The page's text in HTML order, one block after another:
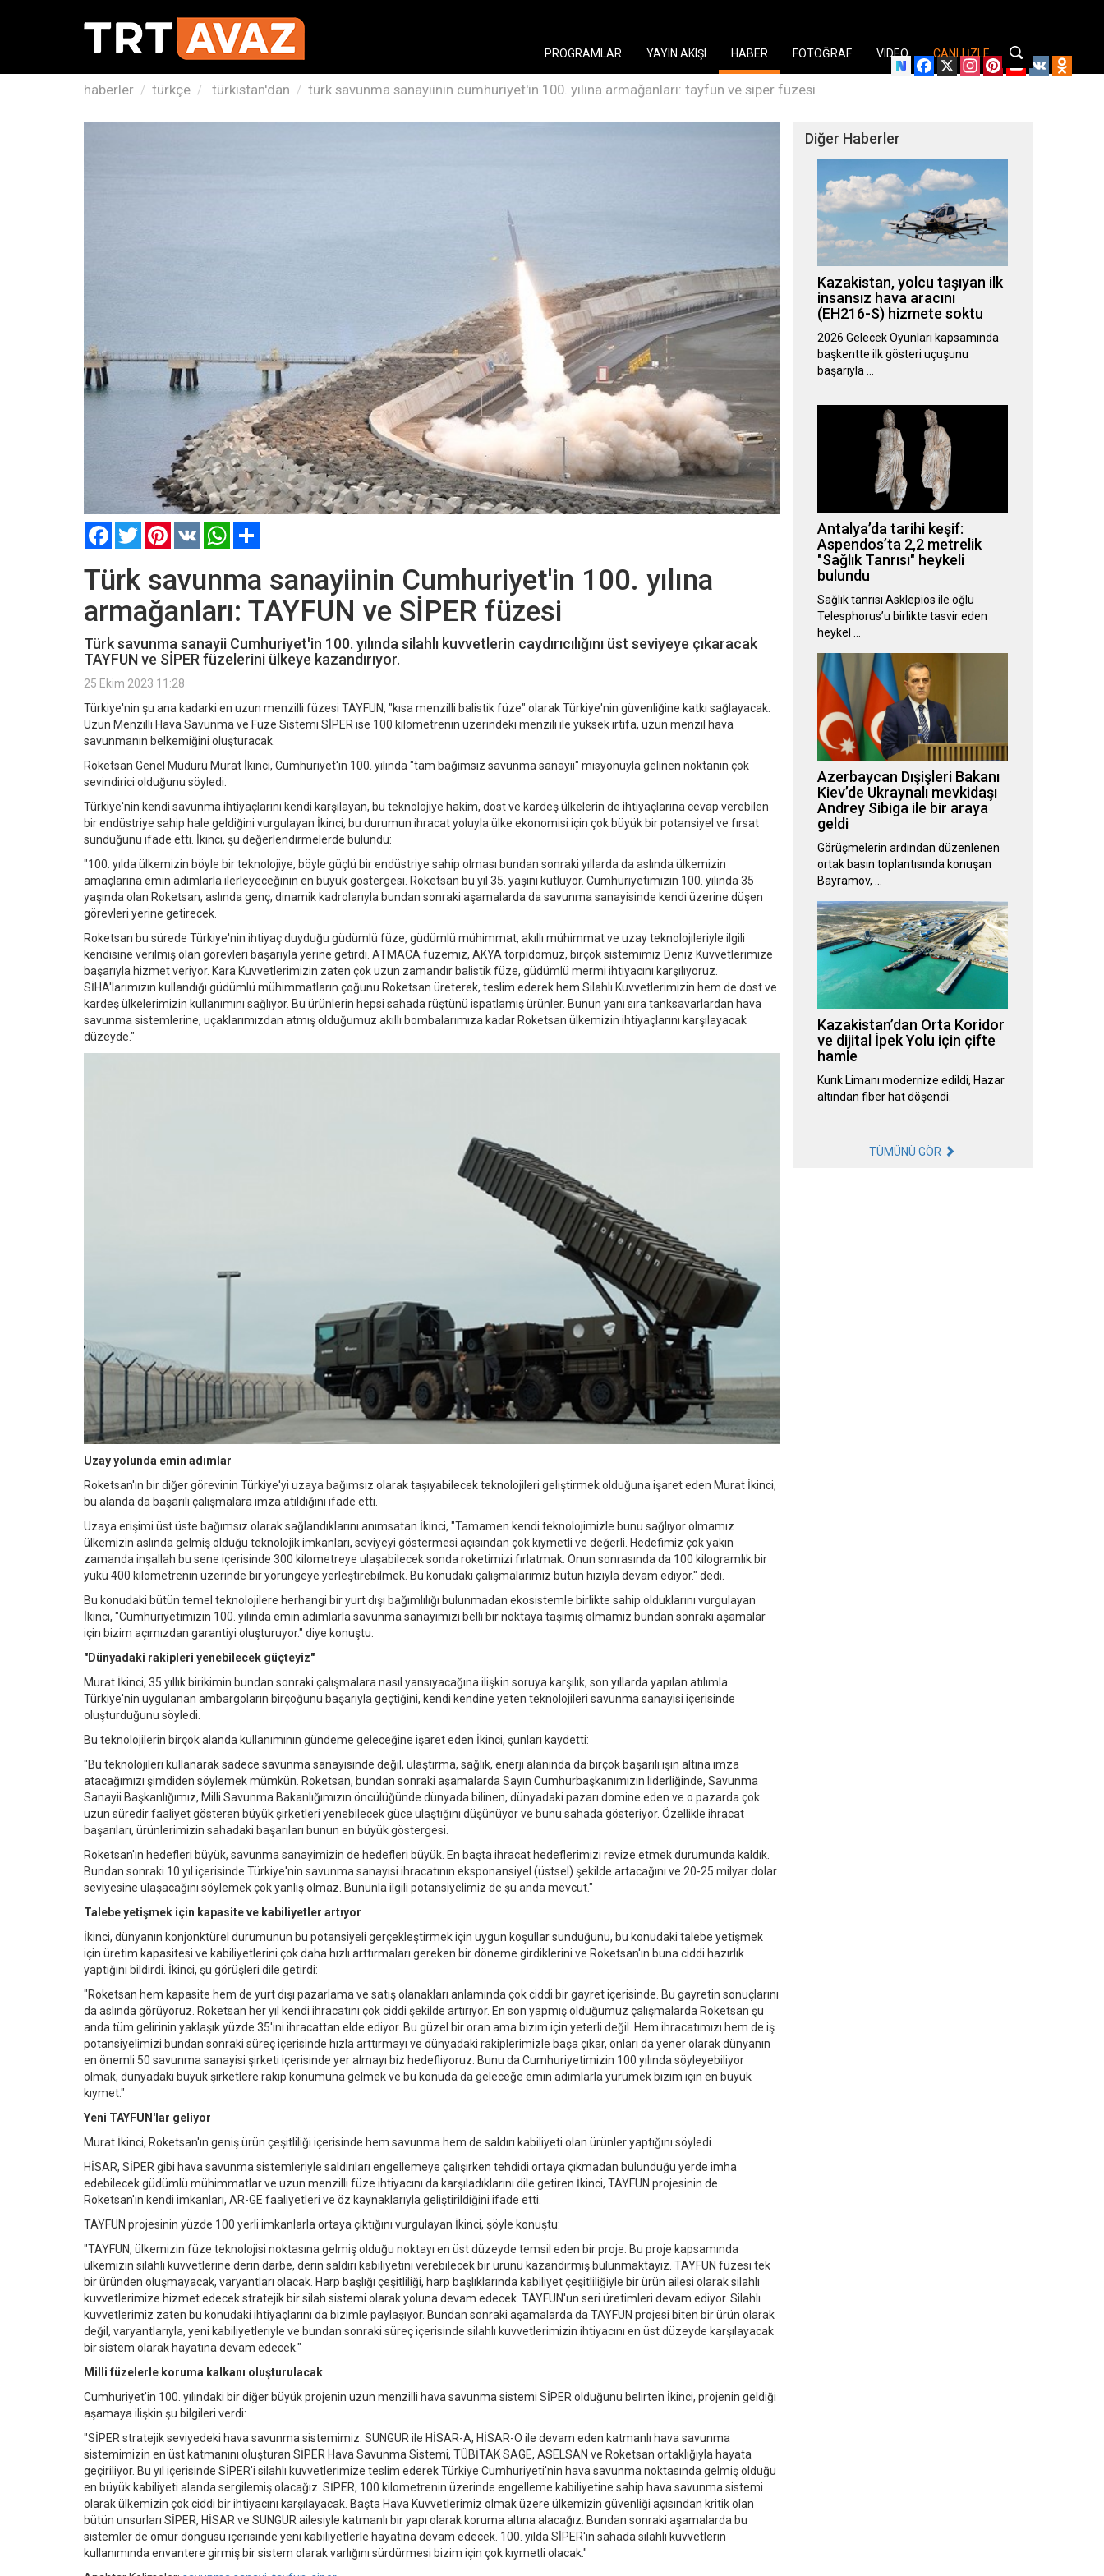
Facebook
X Instagram
PinterestYouTube
VK
PROGRAMLAR YAYIN AKIŞI HABER FOTOĞRAF VIDEO CANLI İZLE
haberler türkçe türkistan'dan türk savunma sanayiinin cumhuriyet'in 100. yılına armağanları: tayfun ve siper füzesi
FacebookTwitterPinterest
VK WhatsApp
Türk savunma sanayiinin Cumhuriyet'in 100. yılına
armağanları: TAYFUN ve SİPER füzesi
Türk savunma sanayii Cumhuriyet'in 100. yılında silahlı kuvvetlerin caydırıcılığını üst seviyeye çıkaracak
TAYFUN ve SİPER füzelerini ülkeye kazandırıyor.
25 Ekim 2023 11:28
Türkiye'nin şu ana kadarki en uzun menzilli füzesi TAYFUN, "kısa menzilli balistik füze" olarak Türkiye'nin güvenliğine katkı sağlayacak.
Uzun Menzilli Hava Savunma ve Füze Sistemi SİPER ise 100 kilometrenin üzerindeki menzili ile yüksek irtifa, uzun menzil hava
savunmanın belkemiğini oluşturacak.
Roketsan Genel Müdürü Murat İkinci, Cumhuriyet'in 100. yılında "tam bağımsız savunma sanayii" misyonuyla gelinen noktanın çok
sevindirici olduğunu söyledi.
Türkiye'nin kendi savunma ihtiyaçlarını kendi karşılayan, bu teknolojiye hakim, dost ve kardeş ülkelerin de ihtiyaçlarına cevap verebilen
bir endüstriye sahip hale geldiğini vurgulayan İkinci, bu durumun ihracat yoluyla ülke ekonomisi için çok büyük bir potansiyel ve fırsat
sunduğunu ifade etti. İkinci, şu değerlendirmelerde bulundu:
"100. yılda ülkemizin böyle bir teknolojiye, böyle güçlü bir endüstriye sahip olması bundan sonraki yıllarda da aslında ülkemizin
amaçlarına emin adımlarla ilerleyeceğinin en büyük göstergesi. Roketsan bu yıl 35. yaşını kutluyor. Cumhuriyetimizin 100. yılında 35
yaşında olan Roketsan, aslında genç, dinamik kadrolarıyla bundan sonraki aşamalarda da savunma sanayisinde kendi üzerine düşen
görevleri yerine getirecek.
Roketsan bu sürede Türkiye'nin ihtiyaç duyduğu güdümlü füze, güdümlü mühimmat, akıllı mühimmat ve uzay teknolojileriyle ilgili
kendisine verilmiş olan görevleri başarıyla yerine getirdi. ATMACA füzemiz, AKYA torpidomuz, birçok sistemimiz Deniz Kuvvetlerimize
başarıyla hizmet veriyor. Kara Kuvvetlerimizin zaten çok uzun zamandır balistik füze, güdümlü mermi ihtiyacını karşılıyoruz.
SİHA'larımızın kullandığı güdümlü mühimmatların çoğunu Roketsan üreterek, teslim ederek hem Silahlı Kuvvetlerimizin hem de dost ve
kardeş ülkelerimizin kullanımını sağlıyor. Bu ürünlerin hepsi sahada rüştünü ispatlamış ürünler. Bunun yanı sıra tanksavarlardan hava
savunma sistemlerine, uçaklarımızdan atmış olduğumuz akıllı bombalarımıza kadar Roketsan ülkemizin ihtiyaçlarını karşılayacak
düzeyde."
Uzay yolunda emin adımlar
Roketsan'ın bir diğer görevinin Türkiye'yi uzaya bağımsız olarak taşıyabilecek teknolojileri geliştirmek olduğuna işaret eden Murat İkinci,
bu alanda da başarılı çalışmalara imza atıldığını ifade etti.
Uzaya erişimi üst üste bağımsız olarak sağlandıklarını anımsatan İkinci, "Tamamen kendi teknolojimizle bunu sağlıyor olmamız
ülkemizin aslında gelmiş olduğu teknolojik imkanları, seviyeyi göstermesi açısından çok kıymetli ve değerli. Hedefimiz çok yakın
zamanda inşallah bu sene içerisinde 300 kilometreye ulaşabilecek sonda roketimizi fırlatmak. Onun sonrasında da 100 kilogramlık bir
yükü 400 kilometrenin üzerinde bir yörüngeye yerleştirebilmek. Bu konudaki çalışmalarımız bütün hızıyla devam ediyor." dedi.
Bu konudaki bütün temel teknolojilere herhangi bir yurt dışı bağımlılığı bulunmadan ekosistemle birlikte sahip olduklarını vurgulayan
İkinci, "Cumhuriyetimizin 100. yılında emin adımlarla savunma sanayimizi belli bir noktaya taşımış olmamız bundan sonraki aşamalar
için bizim açımızdan garantiyi oluşturuyor." diye konuştu.
"Dünyadaki rakipleri yenebilecek güçteyiz"
Murat İkinci, 35 yıllık birikimin bundan sonraki çalışmalara nasıl yansıyacağına ilişkin soruya karşılık, son yıllarda yapılan atılımla
Türkiye'nin uygulanan ambargoların birçoğunu başarıyla geçtiğini, kendi kendine yeten teknolojileri savunma sanayisi içerisinde
oluşturduğunu söyledi.
Bu teknolojilerin birçok alanda kullanımının gündeme geleceğine işaret eden İkinci, şunları kaydetti:
"Bu teknolojileri kullanarak sadece savunma sanayisinde değil, ulaştırma, sağlık, enerji alanında da birçok başarılı işin altına imza
atacağımızı şimdiden söylemek mümkün. Roketsan, bundan sonraki aşamalarda Sayın Cumhurbaşkanımızın liderliğinde, Savunma
Sanayii Başkanlığımız, Milli Savunma Bakanlığımızın öncülüğünde dünyada bilinen, dünyadaki pazarı domine eden ve o pazarda çok
uzun süredir faaliyet gösteren büyük şirketleri yenebilecek güce ulaştığını düşünüyor ve bunu sahada gösteriyor. Özellikle ihracat
başarıları, ürünlerimizin sahadaki başarıları bunun en büyük göstergesi.
Roketsan'ın hedefleri büyük, savunma sanayimizin de hedefleri büyük. En başta ihracat hedeflerimizi revize etmek durumunda kaldık.
Bundan sonraki 10 yıl içerisinde Türkiye'nin savunma sanayisi ihracatının eksponansiyel (üstsel) şekilde artacağını ve 20-25 milyar dolar
seviyesine ulaşacağını söylemek çok yanlış olmaz. Bununla ilgili potansiyelimiz de şu anda mevcut."
Talebe yetişmek için kapasite ve kabiliyetler artıyor
İkinci, dünyanın konjonktürel durumunun bu potansiyeli gerçekleştirmek için uygun koşullar sunduğunu, bu konudaki talebe yetişmek
için üretim kapasitesi ve kabiliyetlerini çok daha hızlı arttırmaları gereken bir döneme girdiklerini ve Roketsan'ın buna ciddi hazırlık
yaptığını bildirdi. İkinci, şu görüşleri dile getirdi:
"Roketsan hem kapasite hem de yurt dışı pazarlama ve satış olanakları anlamında çok ciddi bir gayret içerisinde. Bu gayretin sonuçlarını
da aslında görüyoruz. Roketsan her yıl kendi ihracatını çok ciddi şekilde artırıyor. En son yapmış olduğumuz çalışmalarda Roketsan şu
anda tüm gelirinin yaklaşık yüzde 35'ini ihracattan elde ediyor. Bu güzel bir oran ama bizim için yeterli değil. Hem ihracatımızı hem de iş
potansiyelimizi bundan sonraki süreç içerisinde hızla arttırmayı ve dünyadaki rakiplerimizle başa çıkar, onları da yener olarak dünyanın
en önemli 50 savunma sanayisi şirketi içerisinde yer almayı biz hedefliyoruz. Bunu da Cumhuriyetimizin 100 yılında söyleyebiliyor
olmak, dünyadaki büyük şirketlere rakip konumuna gelmek ve bu konuda da geleceğe emin adımlarla yürümek bizim için en büyük
kıymet."
Yeni TAYFUN'lar geliyor
Murat İkinci, Roketsan'ın geniş ürün çeşitliliği içerisinde hem savunma hem de saldırı kabiliyeti olan ürünler yaptığını söyledi.
HİSAR, SİPER gibi hava savunma sistemleriyle saldırıları engellemeye çalışırken tehdidi ortaya çıkmadan bulunduğu yerde imha
edebilecek güdümlü mühimmatlar ve uzun menzilli füze ihtiyacını da karşıladıklarını dile getiren İkinci, TAYFUN projesinin de
Roketsan'ın kendi imkanları, AR-GE faaliyetleri ve öz kaynaklarıyla geliştirildiğini ifade etti.
TAYFUN projesinin yüzde 100 yerli imkanlarla ortaya çıktığını vurgulayan İkinci, şöyle konuştu:
"TAYFUN, ülkemizin füze teknolojisi noktasına gelmiş olduğu noktayı en üst düzeyde temsil eden bir proje. Bu proje kapsamında
ülkemizin silahlı kuvvetlerine derin darbe, derin saldırı kabiliyetini verebilecek bir ürünü kazandırmış bulunmaktayız. TAYFUN füzesi tek
bir üründen oluşmayacak, varyantları olacak. Harp başlığı çeşitliliği, harp başlıklarında kabiliyet çeşitliliğiyle bir ürün ailesi olarak silahlı
kuvvetlerimize hizmet edecek stratejik bir silah sistemi olarak yoluna devam edecek. TAYFUN'un seri üretimleri devam ediyor. Silahlı
kuvvetlerimiz zaten bu konudaki ihtiyaçlarını da bizimle paylaşıyor. Bundan sonraki aşamalarda da TAYFUN projesi biten bir ürün olarak
değil, varyantlarıyla, yeni kabiliyetleriyle ve bundan sonraki süreç içerisinde silahlı kuvvetlerimizin ihtiyacını en üst düzeyde karşılayacak
bir sistem olarak hayatına devam edecek."
Milli füzelerle koruma kalkanı oluşturulacak
Cumhuriyet'in 100. yılındaki bir diğer büyük projenin uzun menzilli hava savunma sistemi SİPER olduğunu belirten İkinci, projenin geldiği
aşamaya ilişkin şu bilgileri verdi:
"SİPER stratejik seviyedeki hava savunma sistemimiz. SUNGUR ile HİSAR-A, HİSAR-O ile devam eden katmanlı hava savunma
sistemimizin en üst katmanını oluşturan SİPER Hava Savunma Sistemi, TÜBİTAK SAGE, ASELSAN ve Roketsan ortaklığıyla hayata
geçiriliyor. Bu yıl içerisinde SİPER'i silahlı kuvvetlerimize teslim ederek Türkiye Cumhuriyeti'nin hava savunma noktasında gelmiş olduğu
en büyük kabiliyeti alanda sergilemiş olacağız. SİPER, 100 kilometrenin üzerinde engelleme kabiliyetine sahip hava savunma sistemi
olarak ülkemizin çok ciddi bir ihtiyacını karşılayacak. Başta Hava Kuvvetlerimiz olmak üzere ülkemizin güvenliği açısından kritik olan
bütün unsurları SİPER, HİSAR ve SUNGUR ailesiyle katmanlı bir yapı olarak koruma altına alacağız. Bundan sonraki aşamalarda bu
sistemler de ömür döngüsü içerisinde yeni kabiliyetlerle hayatına devam edecek. 100. yılda SİPER'in sahada silahlı kuvvetlerin
kullanımında envantere girmiş bir sistem olarak varlığını sürdürmesi bizim için çok kıymetli olacak."
Diğer Haberler
Kazakistan, yolcu taşıyan ilk
insansız hava aracını
(EH216-S) hizmete soktu
2026 Gelecek Oyunları kapsamında
başkentte ilk gösteri uçuşunu
başarıyla …
Antalya’da tarihi keşif:
Aspendos’ta 2,2 metrelik
"Sağlık Tanrısı" heykeli
bulundu
Sağlık tanrısı Asklepios ile oğlu
Telesphorus’u birlikte tasvir eden
heykel …
Azerbaycan Dışişleri Bakanı
Kiev’de Ukraynalı mevkidaşı
Andrey Sibiga ile bir araya
geldi
Görüşmelerin ardından düzenlenen
ortak basın toplantısında konuşan
Bayramov, …
Kazakistan’dan Orta Koridor
ve dijital İpek Yolu için çifte
hamle
Kurık Limanı modernize edildi, Hazar
altından fiber hat döşendi.
TÜMÜNÜ GÖR